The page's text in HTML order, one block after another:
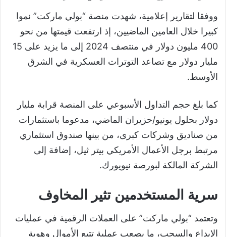
ووفقا لتقارير إعلامية، شهدت منصة “بولي ماركت” نموا
كبيرا خلال العامين الماضيين، إذ ارتفعت قيمتها من نحو
400 مليون دولار في منتصف 2024 إلى ما يزيد على 15
مليار دولار مع تصاعد التوترات العسكرية في الشرق
الأوسط.
كما بلغ حجم التداول الأسبوعي على المنصة قرابة مليار
دولار بحلول يونيو/حزيران الماضي، مدعوما باستثمارات
من صناديق وشركات كبرى، من بينها صندوق استثماري
مرتبط برجل الأعمال الأمريكي بيتر ثيل، إضافة إلى
الشركة المالكة لبورصة نيويورك.
سرية المستخدمين تثير المخاوف
وتعتمد “بولي ماركت” على العملات الرقمية في عمليات
الإيداع والسحب، ما يصعب عملية تتبع الأموال وهوية